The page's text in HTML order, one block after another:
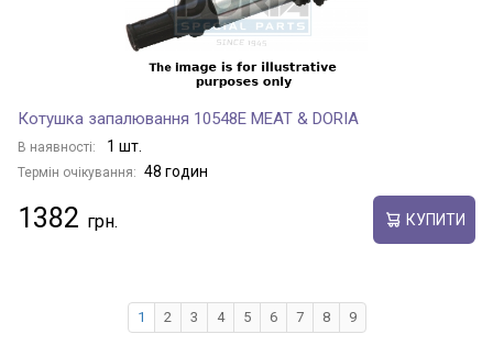
Котушка запалювання 10548E MEAT & DORIA
В наявності: 1 шт.
Термін очікування: 48 годин
1382 КУПИТИ
1 2 3 4 5 6 7 8 9